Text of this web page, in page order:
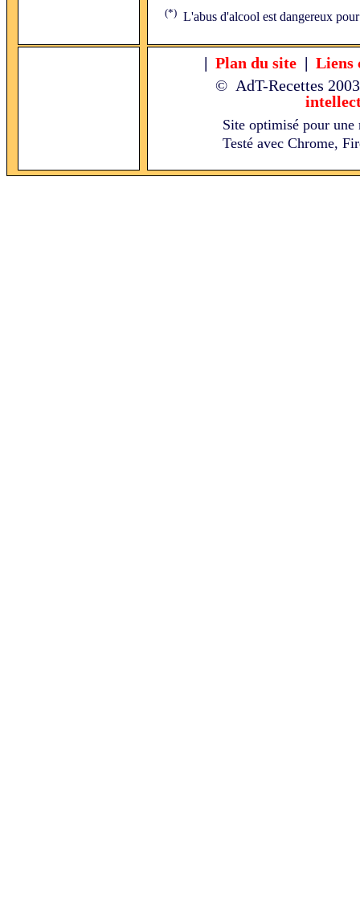
(*) L'abus d'alcool est dangereux
| Plan du site | Liens
© AdT-Recettes
Site optimisé pour
Testé avec Chrome,